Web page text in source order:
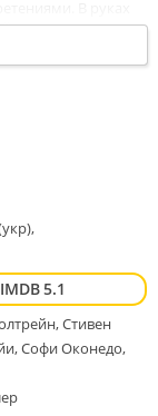
все серии сериала
FullHD 1080p
LordFilm.
5.1
Стивен
Софи Оконедо,